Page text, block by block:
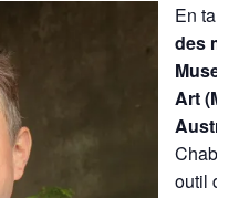
En tant
des
Art
outil de